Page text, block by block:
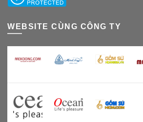
WEBSITE CÙNG CÔNG TY